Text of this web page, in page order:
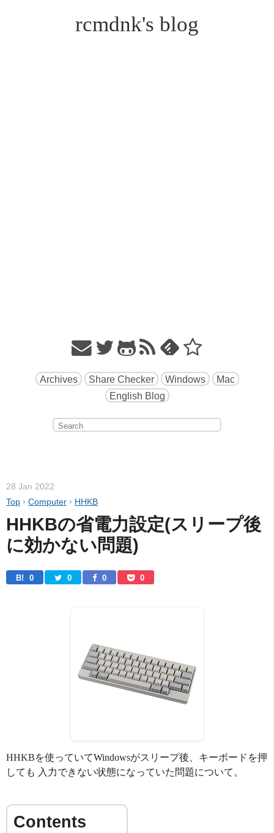
rcmdnk's blog
Archives Share Checker Windows
Mac
English Blog
28 Jan 2022
Top › Computer › HHKB
HHKBの省電力設定(スリープ後
に効かない問題)
B! 0 0 0 0
HHKBを使っていてWindowsがスリープ後、キーボードを押
しても 入力できない状態になっていた問題について。